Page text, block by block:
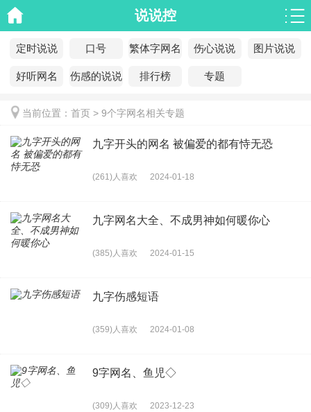
说说控
定时说说 口号 繁体字网名 伤心说说 图片说说
好听网名 伤感的说说 排行榜 专题
当前位置： 首页 > 9个字网名相关专题
九字开头的网名 被偏爱的都有恃无恐
(261)人喜欢 2024-01-18
九字网名大全、不成男神如何暖你心
(385)人喜欢 2024-01-15
九字伤感短语
(359)人喜欢 2024-01-08
9字网名、鱼児◇
(309)人喜欢 2023-12-23